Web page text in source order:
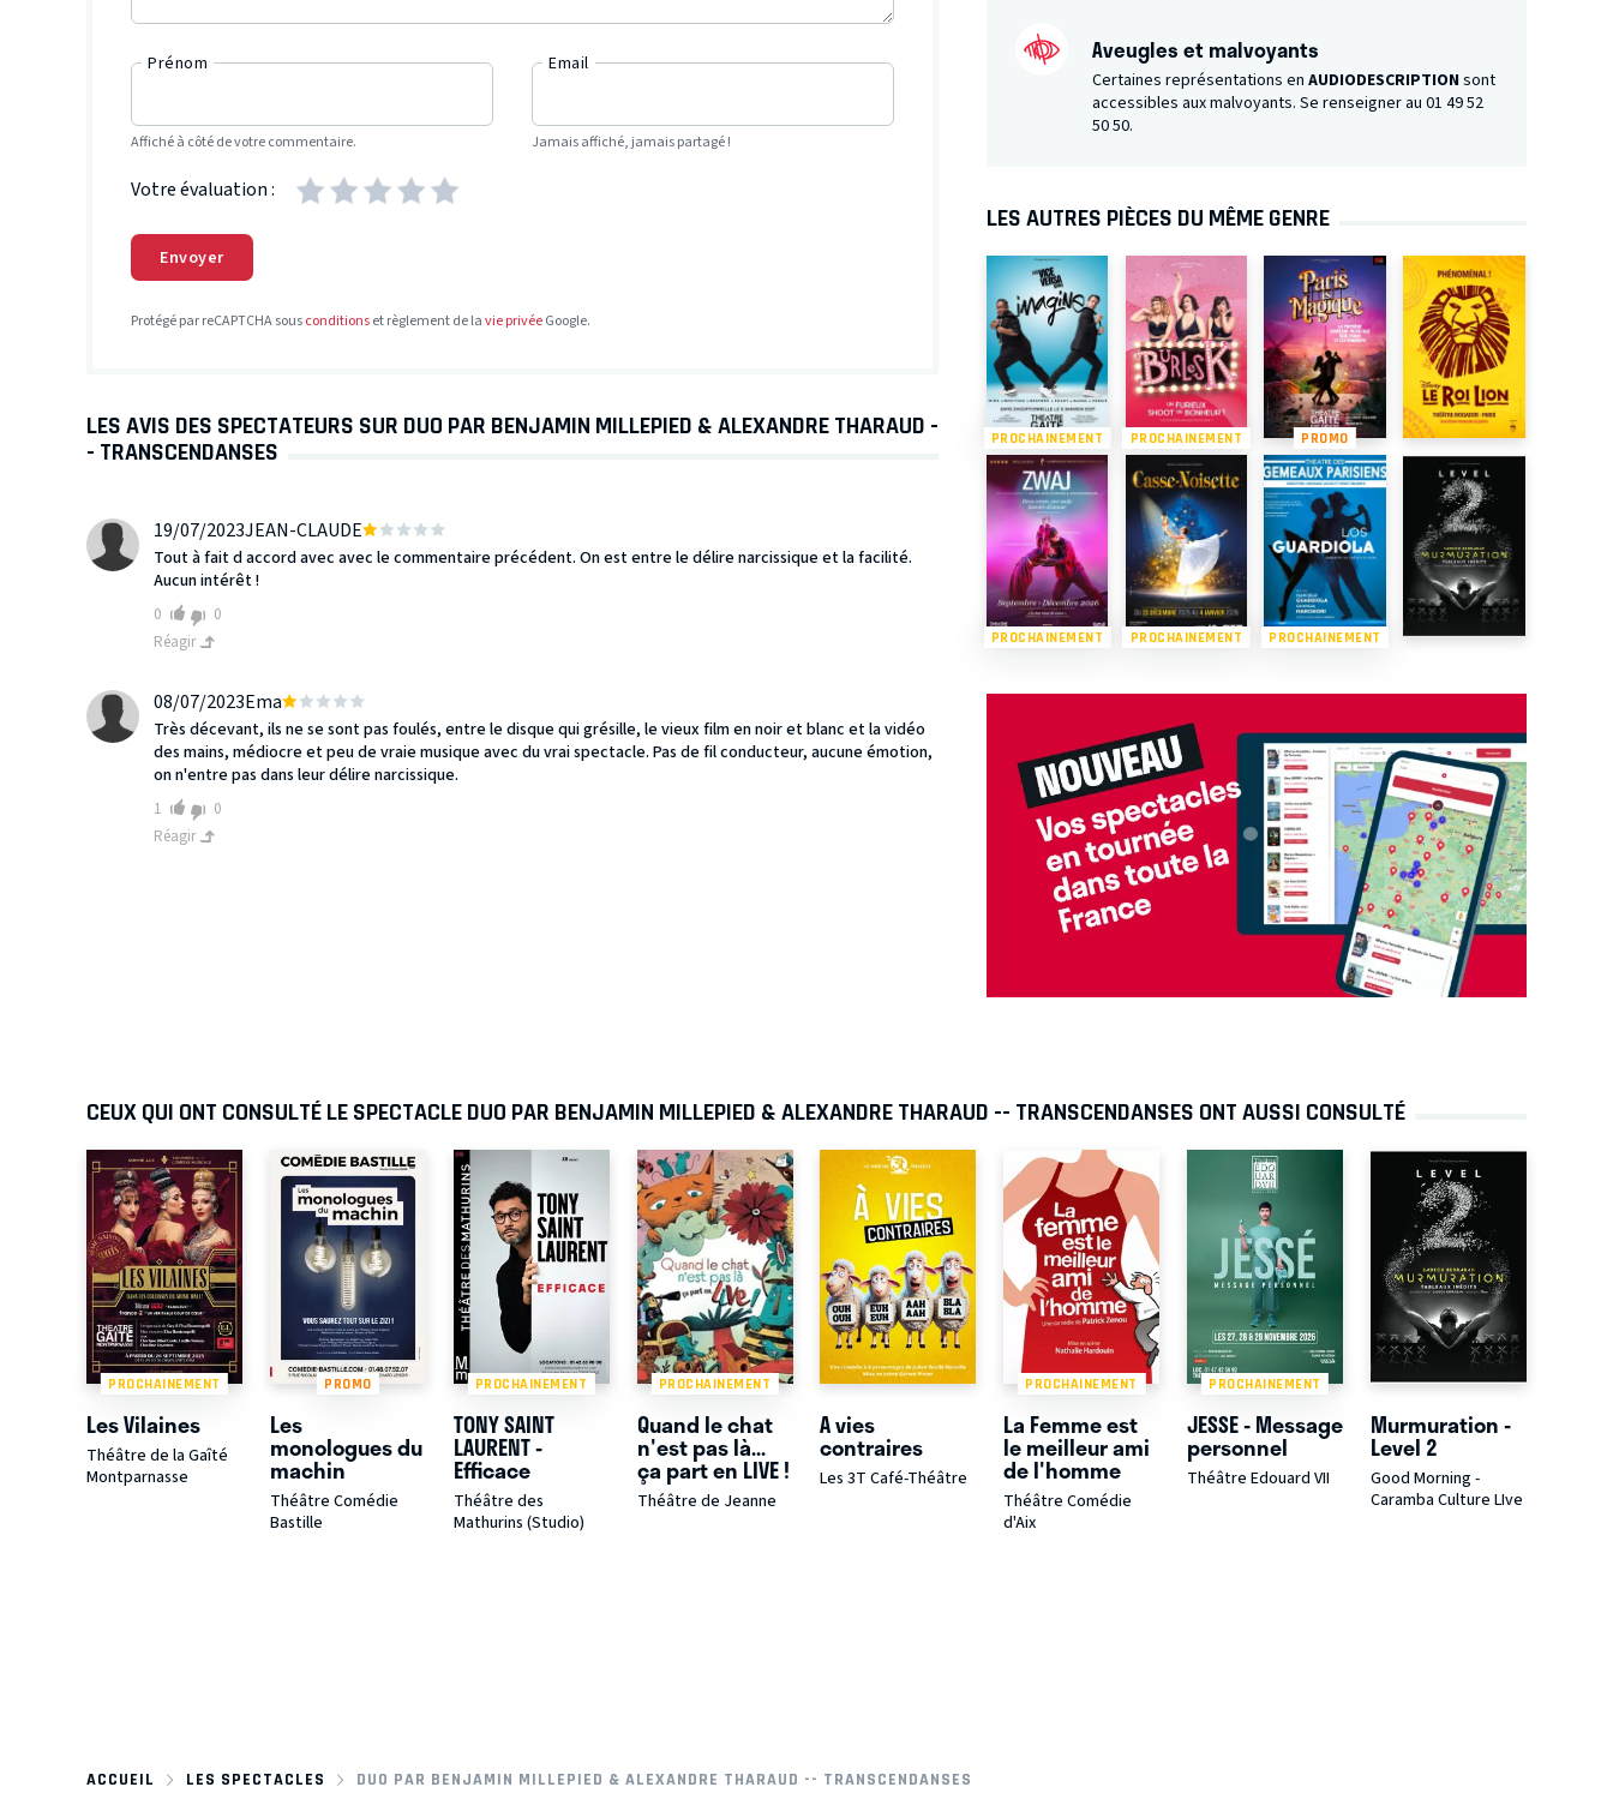
Prénom
Affiché à côté de votre commentaire.
Email
Jamais affiché, jamais partagé !
Votre évaluation :
Envoyer
Protégé par reCAPTCHA sousconditionset règlement de lavie privéeGoogle.
LES AVIS DES SPECTATEURS SUR DUO PAR BENJAMIN MILLEPIED & ALEXANDRE THARAUD -
- TRANSCENDANSES
19/07/2023JEAN-CLAUDE
Tout à fait d accord avec avec le commentaire précédent. On est entre le délire narcissique et la facilité.
Aucun intérêt !
0
0
Réagir
08/07/2023Ema
Très décevant, ils ne se sont pas foulés, entre le disque qui grésille, le vieux film en noir et blanc et la vidéo
des mains, médiocre et peu de vraie musique avec du vrai spectacle. Pas de fil conducteur, aucune émotion,
on n'entre pas dans leur délire narcissique.
1
0
Réagir
Aveugles et malvoyants
Certaines représentations en AUDIODESCRIPTION sont
accessibles aux malvoyants. Se renseigner au 01 49 52
50 50.
LES AUTRES PIÈCES DU MÊME GENRE
PROCHAINEMENT PROCHAINEMENT PROMO
PROCHAINEMENT PROCHAINEMENT PROCHAINEMENT
CEUX QUI ONT CONSULTÉ LE SPECTACLE DUO PAR BENJAMIN MILLEPIED & ALEXANDRE THARAUD -- TRANSCENDANSES ONT AUSSI CONSULTÉ
PROCHAINEMENT
Les Vilaines
Théâtre de la Gaîté
Montparnasse
PROMO
Les
monologues du
machin
Théâtre Comédie
Bastille
PROCHAINEMENT
TONY SAINT
LAURENT -
Efficace
Théâtre des
Mathurins (Studio)
PROCHAINEMENT
Quand le chat
n'est pas là...
ça part en LIVE !
Théâtre de Jeanne
A vies
contraires
Les 3T Café-Théâtre
PROCHAINEMENT
La Femme est
le meilleur ami
de l'homme
Théâtre Comédie
d'Aix
PROCHAINEMENT
JESSE - Message
personnel
Théâtre Edouard VII
Murmuration -
Level 2
Good Morning -
Caramba Culture LIve
ACCUEIL LES SPECTACLES DUO PAR BENJAMIN MILLEPIED & ALEXANDRE THARAUD -- TRANSCENDANSES